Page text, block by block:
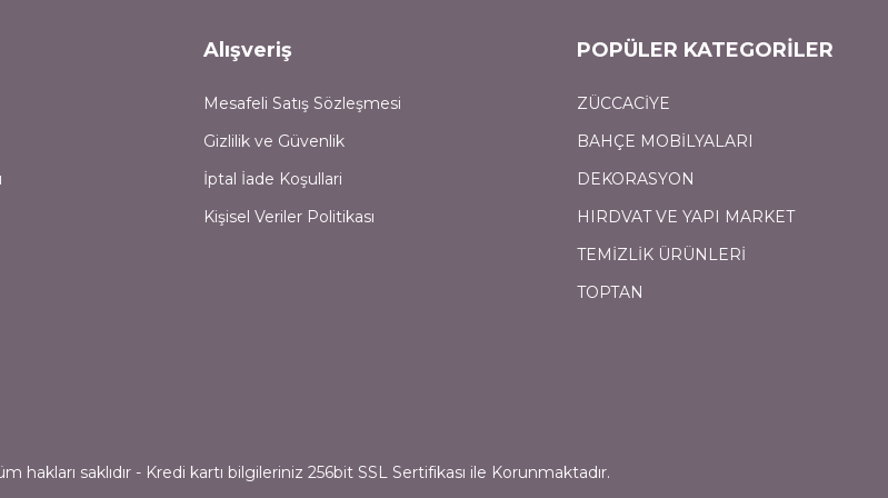
Alışveriş
Mesafeli Satış Sözleşmesi
Gizlilik ve Güvenlik
İptal İade Koşullari
Kişisel Veriler Politikası
POPÜLER KATEGORİLER
ZÜCCACİYE
BAHÇE MOBİLYALARI
DEKORASYON
HIRDVAT VE YAPI MARKET
TEMİZLİK ÜRÜNLERİ
TOPTAN
saklıdır - Kredi kartı bilgileriniz 256bit SSL Sertifikası ile Korunmaktadır.